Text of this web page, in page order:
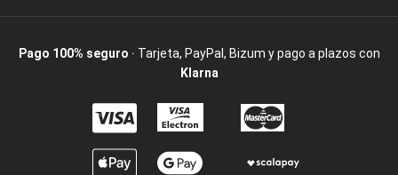
Pago 100% seguro · Tarjeta, PayPal, Bizum y pago a plazos con
Klarna